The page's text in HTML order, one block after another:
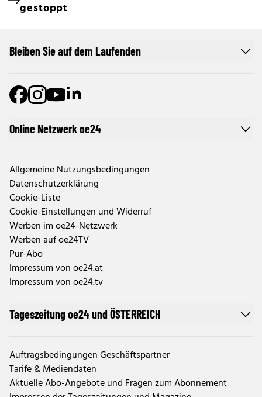
gestoppt
Online Netzwerk oe24
Allgemeine Nutzungsbedingungen
Datenschutzerklärung
Cookie-Liste
Cookie-Einstellungen und Widerruf
Werben im oe24-Netzwerk
Werben auf oe24TV
Pur-Abo
Impressum von oe24.at
Impressum von oe24.tv
Tageszeitung oe24 und ÖSTERREICH
Auftragsbedingungen Geschäftspartner
Tarife & Mediendaten
Aktuelle Abo-Angebote und Fragen zum Abonnement
Bleiben Sie auf dem Laufenden